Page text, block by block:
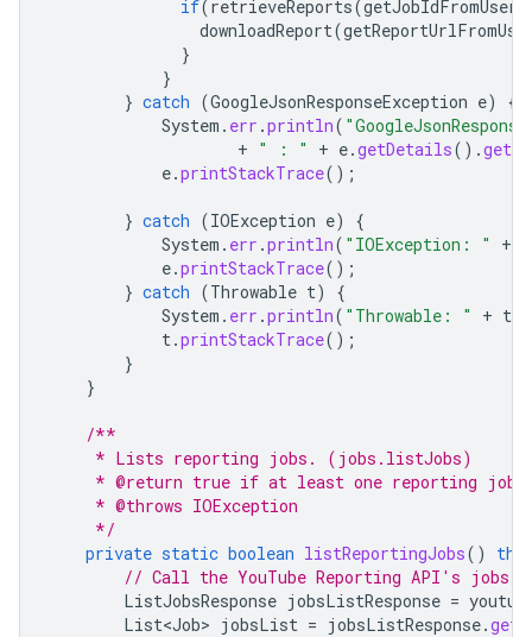
if(retrieveReports(getJobIdFromUser
downloadReport(
}
}
} catch (GoogleJsonResponseException e)
{
System . err .println(
+ " : " + e.getDetails().
e.printStackTrace();
} catch (IOException e)
{
System . err .println( "IOException: " +
e.printStackTrace();
} catch (Throwable t)
{
System . err .println( "Throwable: " + t
t.printStackTrace();
}
}
/**
     * Lists reporting jobs. (jobs.listJobs)
* @return true if at least one reporting job
     * @throws IOException
     */
private static boolean listReportingJobs()
// Call the YouTube Reporting API's
ListJobsResponse jobsListResponse =
List<Job> jobsList = jobsListResponse.